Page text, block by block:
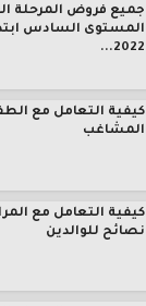
جميع فروض المرحلة
المستوى السادس
2022...
كيفية التعامل مع
المشاغب
كيفية التعامل مع
نصائح للوالدين